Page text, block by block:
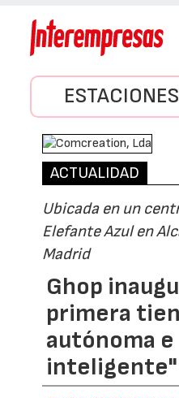
ACTUALIDAD
Ubicada en un
Elefante Azul en
Madrid
Ghop
primera
autónoma e
inteligente"